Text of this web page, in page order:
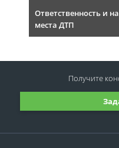
Ответственность и
места ДТП
Получите